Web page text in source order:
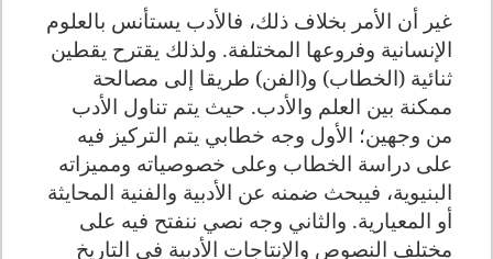
غير أن الأمر بخلاف ذلك، فالأدب يستأنس بالعلوم
الإنسانية وفروعها المختلفة. ولذلك يقترح يقطين
ثنائية (الخطاب) و(الفن) طريقا إلى مصالحة
ممكنة بين العلم والأدب. حيث يتم تناول الأدب
من وجهين؛ الأول وجه خطابي يتم التركيز فيه
على دراسة الخطاب وعلى خصوصياته ومميزاته
البنيوية، فيبحث ضمنه عن الأدبية والفنية المحايثة
أو المعيارية. والثاني وجه نصي ننفتح فيه على
مختلف النصوص والإنتاجات الأدبية في التاريخ